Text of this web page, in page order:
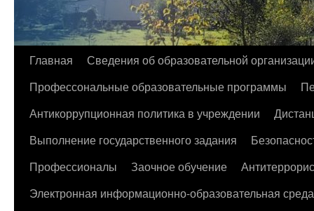
Перейти
содержимому
Главная
Сведения об образовательной
Профессональные образовательные программы
Антикоррупционная политика в учреждении
Выполнение государственного задания
Профессионалы
Заочное обучение
Электронная информационно-образовательная среда